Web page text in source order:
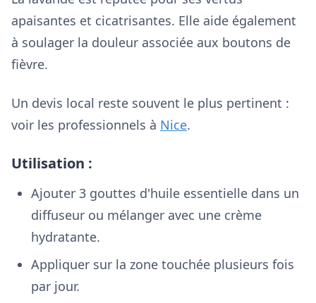
apaisantes et cicatrisantes. Elle aide également
à soulager la douleur associée aux boutons de
fièvre.
Un devis local reste souvent le plus pertinent :
voir les professionnels à Nice.
Utilisation :
Ajouter 3 gouttes d'huile essentielle dans un
diffuseur ou mélanger avec une crème
hydratante.
Appliquer sur la zone touchée plusieurs fois
par jour.